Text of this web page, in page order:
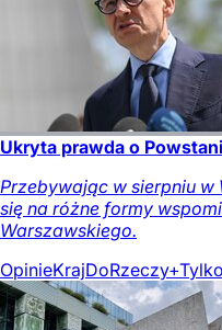
Ukryta prawda o
Przebywając w sierpniu w
się na różne formy
Warszawskiego.
OpinieKrajDoRzeczy+